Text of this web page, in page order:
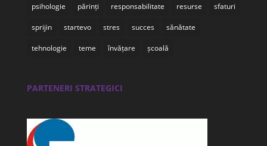
psihologie părinți responsabilitate resurse sfaturi
sprijin startevo stres succes sănătate
tehnologie teme învățare școală
PARTENERI STRATEGICI